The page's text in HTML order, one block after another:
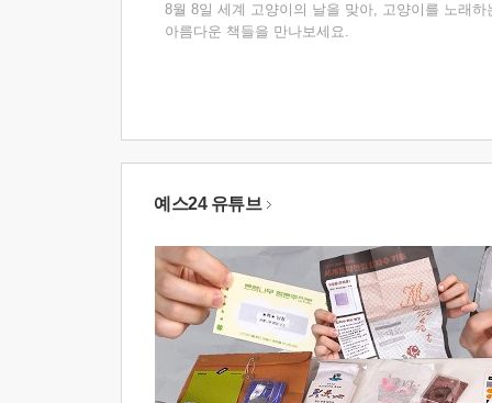
8월 8일 세계 고양이의 날을 맞아, 고양이를 노래하
아름다운 책들을 만나보세요.
예스24 유튜브